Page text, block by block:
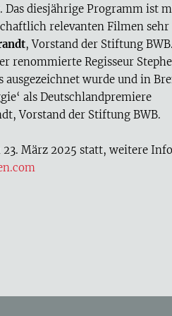
Das diesjährige Programm ist
relevanten Filmen sehr
, Vorstand der Stiftung BWB.
renommierte Regisseur
wurde und in
als Deutschlandpremiere
Vorstand der Stiftung BWB.
März 2025 statt, weitere